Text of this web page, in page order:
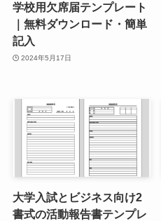
学校用欠席届テンプレート
｜無料ダウンロード・簡単
記入
2024年5月17日
大学入試とビジネス向け2
書式の活動報告書テンプレ